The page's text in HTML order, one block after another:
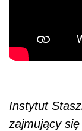
Instytut
zajmujący